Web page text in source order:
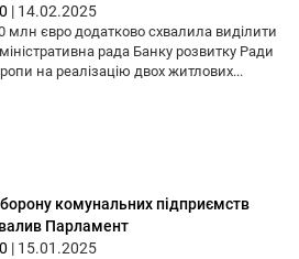
0 | 14.02.2025
млн євро додатково схвалила виділити
рада Банку розвитку Ради
на реалізацію двох житлових...
комунальних підприємств
Парламент
0 | 15.01.2025